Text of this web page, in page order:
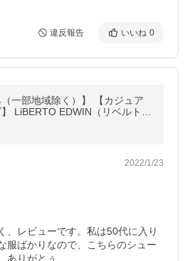
違反報告 いいね 0
（一部地域除く）】 【カジュア
LiBERTO EDWIN（リベルトエ
メンズ ショートブーツ 60646-B
2022/1/23
、レビューです。私は50代に入り
服ばかりなので、こちらのシュー
ありがとぅ